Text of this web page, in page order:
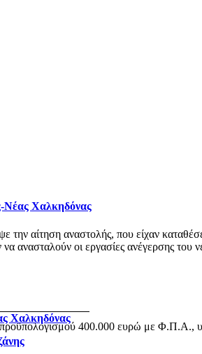
Νέας Χαλκηδόνας
αίτηση αναστολής, που είχαν
ανασταλούν οι εργασίες ανέγερσης του
400.000 ευρώ με Φ.Π.Α.,
Χαλκηδόνας